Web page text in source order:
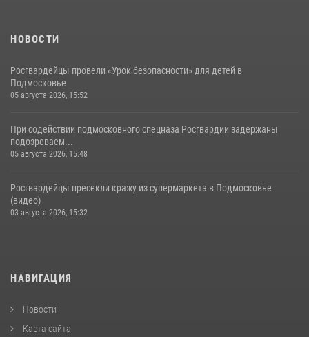
НОВОСТИ
Росгвардейцы провели «Урок безопасности» для детей в
Подмосковье
05 августа 2026, 15:52
При содействии подмосковного спецназа Росгвардии задержаны
подозреваем...
05 августа 2026, 15:48
Росгвардейцы пресекли кражу из супермаркета в Подмосковье
(видео)
03 августа 2026, 15:32
НАВИГАЦИЯ
Новости
Карта сайта